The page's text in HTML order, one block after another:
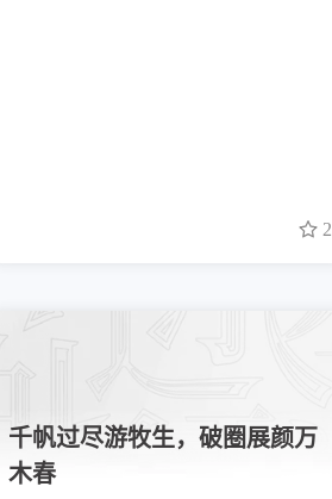
2
千帆过尽游牧生，破圈展颜万
木春